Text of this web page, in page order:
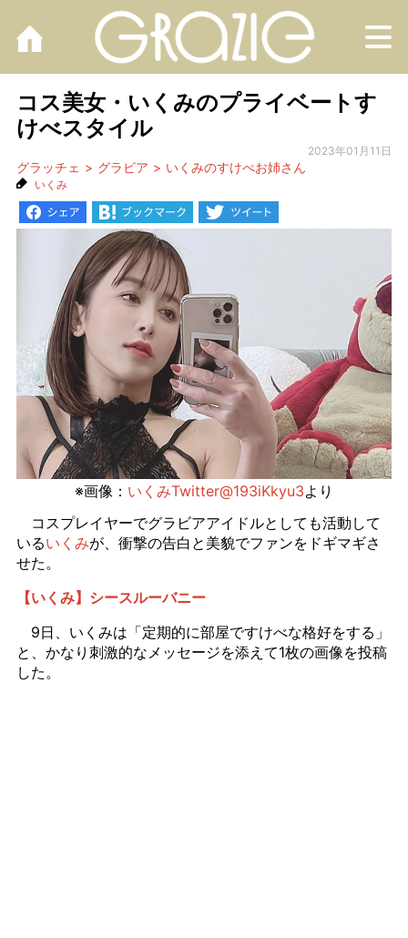
コス美女・いくみのプライベートす
けべスタイル
2023年01月11日
グラッチェ グラビア いくみのすけべお姉さん
いくみ
※画像： いくみTwitter@193iKkyu3より
コスプレイヤーでグラビアアイドルとしても活動して
いるいくみが、衝撃の告白と美貌でファンをドギマギさ
せた。
【いくみ】シースルーバニー
9日、いくみは「定期的に部屋ですけべな格好をする」
と、かなり刺激的なメッセージを添えて1枚の画像を投稿
した。